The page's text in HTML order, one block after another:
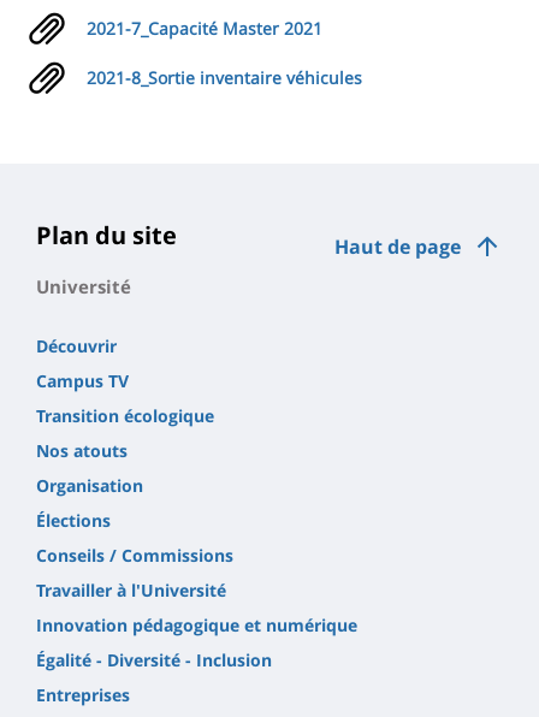
2021-7_Capacité Master 2021
2021-8_Sortie inventaire véhicules
Haut de page
Plan du site
Université
Découvrir
Campus TV
Transition écologique
Nos atouts
Organisation
Élections
Conseils / Commissions
Travailler à l'Université
Innovation pédagogique et numérique
Égalité - Diversité - Inclusion
Entreprises